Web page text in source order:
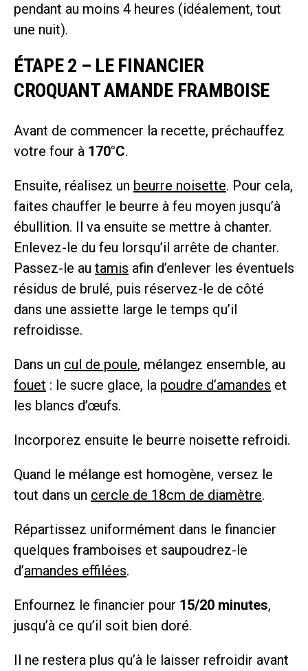
pendant au moins 4 heures (idéalement, tout
une nuit).
ÉTAPE 2 – LE FINANCIER
CROQUANT AMANDE FRAMBOISE
Avant de commencer la recette, préchauffez
votre four à 170°C.
Ensuite, réalisez un beurre noisette. Pour cela,
faites chauffer le beurre à feu moyen jusqu’à
ébullition. Il va ensuite se mettre à chanter.
Enlevez-le du feu lorsqu’il arrête de chanter.
Passez-le au tamis afin d’enlever les éventuels
résidus de brulé, puis réservez-le de côté
dans une assiette large le temps qu’il
refroidisse.
Dans un cul de poule, mélangez ensemble, au
fouet : le sucre glace, la poudre d’amandes et
les blancs d’œufs.
Incorporez ensuite le beurre noisette refroidi.
Quand le mélange est homogène, versez le
tout dans un cercle de 18cm de diamètre.
Répartissez uniformément dans le financier
quelques framboises et saupoudrez-le
d’amandes effilées.
Enfournez le financier pour 15/20 minutes,
jusqu’à ce qu’il soit bien doré.
Il ne restera plus qu’à le laisser refroidir avant